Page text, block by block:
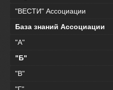
"ВЕСТИ" Ассоциации
База знаний Ассоциации
"А"
"Б"
"В"